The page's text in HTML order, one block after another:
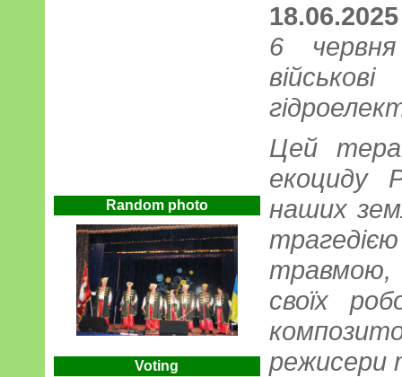
Random photo
Voting
6
Цей
екоциду
наших
травмою,
своїх